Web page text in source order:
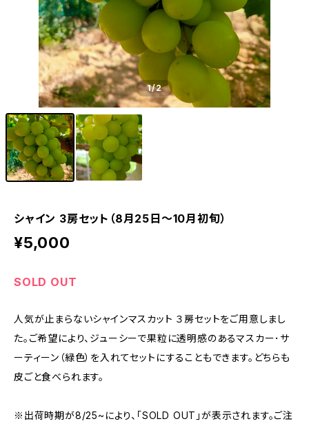
1/2
シャイン 3房セット（8月25日～10月初旬）
¥5,000
SOLD OUT
人気が止まらないシャインマスカット ３房セットをご用意しまし
た。ご希望により、ジューシーで果粒に透明感のあるマスカー･サ
ーティーン（緑色）を入れてセットにすることもできます。どちらも
皮ごと食べられます。
※出荷時期が8/25~により、「SOLD OUT」が表示されます。ご注